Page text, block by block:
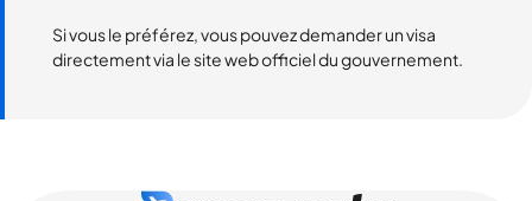
Si vous le préférez, vous pouvez demander un visa
directement via le site web officiel du gouvernement.